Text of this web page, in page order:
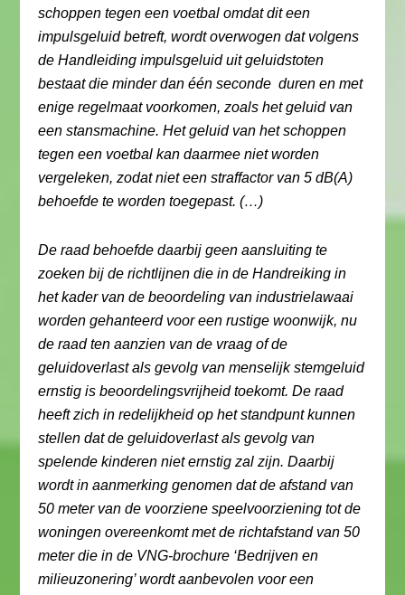
schoppen tegen een voetbal omdat dit een
impulsgeluid betreft, wordt overwogen dat volgens
de Handleiding impulsgeluid uit geluidstoten
bestaat die minder dan één seconde duren en met
enige regelmaat voorkomen, zoals het geluid van
een stansmachine. Het geluid van het schoppen
tegen een voetbal kan daarmee niet worden
vergeleken, zodat niet een straffactor van 5 dB(A)
behoefde te worden toegepast. (…)
De raad behoefde daarbij geen aansluiting te
zoeken bij de richtlijnen die in de Handreiking in
het kader van de beoordeling van industrielawaai
worden gehanteerd voor een rustige woonwijk, nu
de raad ten aanzien van de vraag of de
geluidoverlast als gevolg van menselijk stemgeluid
ernstig is beoordelingsvrijheid toekomt. De raad
heeft zich in redelijkheid op het standpunt kunnen
stellen dat de geluidoverlast als gevolg van
spelende kinderen niet ernstig zal zijn. Daarbij
wordt in aanmerking genomen dat de afstand van
50 meter van de voorziene speelvoorziening tot de
woningen overeenkomt met de richtafstand van 50
meter die in de VNG-brochure ‘Bedrijven en
milieuzonering’ wordt aanbevolen voor een